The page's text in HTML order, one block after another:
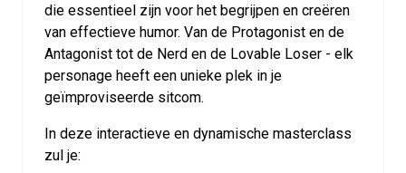
die essentieel zijn voor het begrijpen en creëren
van effectieve humor. Van de Protagonist en de
Antagonist tot de Nerd en de Lovable Loser - elk
personage heeft een unieke plek in je
geïmproviseerde sitcom.
In deze interactieve en dynamische masterclass
zul je: